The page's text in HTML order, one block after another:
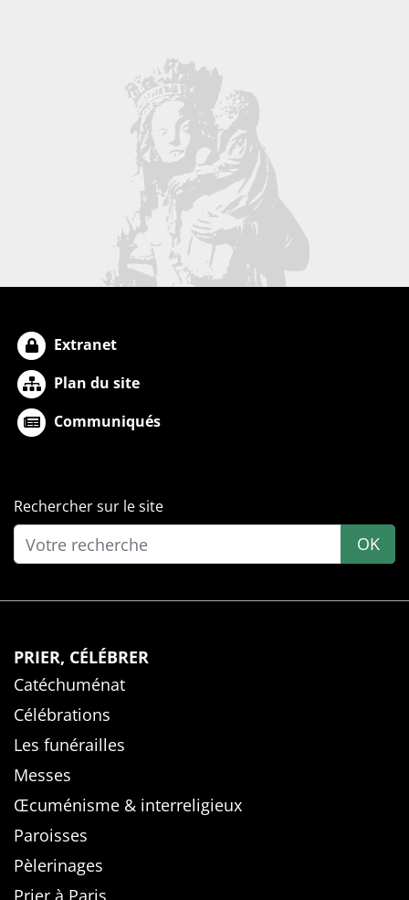
Extranet
Plan du site
Communiqués
Rechercher sur le site
OK
PRIER, CÉLÉBRER
Catéchuménat
Célébrations
Les funérailles
Messes
Œcuménisme & interreligieux
Paroisses
Pèlerinages